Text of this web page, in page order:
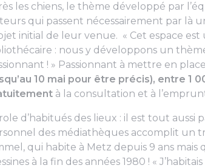
les chiens, le thème développé par
qui passent nécessairement par là
initial de leur venue. « Cet espace
: nous y développons un
! » Passionnant à mettre en
10 mai pour être précis), entre 1
à la consultation et à
d’habitués des lieux : il est tout aussi
des médiathèques accomplit un
qui habite à Metz depuis 9 ans
à la fin des années 1980 ! «